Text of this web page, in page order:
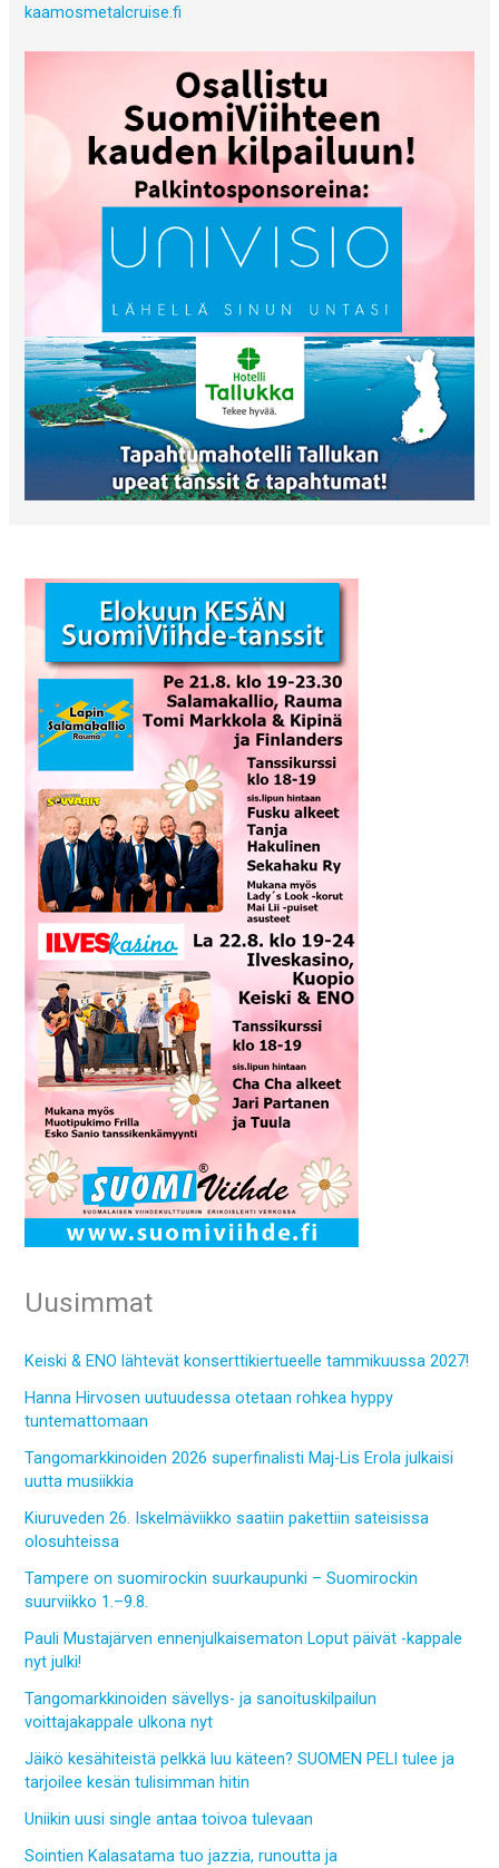
kaamosmetalcruise.fi
Uusimmat
Keiski & ENO lähtevät konserttikiertueelle tammikuussa 2027!
Hanna Hirvosen uutuudessa otetaan rohkea hyppy
tuntemattomaan
Tangomarkkinoiden 2026 superfinalisti Maj-Lis Erola julkaisi
uutta musiikkia
Kiuruveden 26. Iskelmäviikko saatiin pakettiin sateisissa
olosuhteissa
Tampere on suomirockin suurkaupunki – Suomirockin
suurviikko 1.–9.8.
Pauli Mustajärven ennenjulkaisematon Loput päivät -kappale
nyt julki!
Tangomarkkinoiden sävellys- ja sanoituskilpailun
voittajakappale ulkona nyt
Jäikö kesähiteistä pelkkä luu käteen? SUOMEN PELI tulee ja
tarjoilee kesän tulisimman hitin
Uniikin uusi single antaa toivoa tulevaan
Sointien Kalasatama tuo jazzia, runoutta ja